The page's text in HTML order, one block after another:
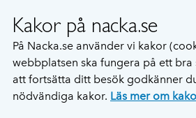
Kakor på nacka.se
På Nacka.se använder vi kakor
webbplatsen ska fungera på ett
att fortsätta ditt besök godkänner
nödvändiga kakor. Läs mer om